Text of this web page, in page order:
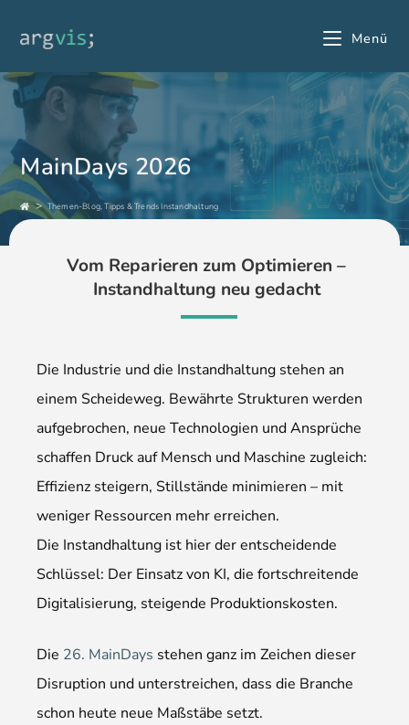
Menü
MainDays 2026
> Themen-Blog, Tipps & Trends Instandhaltung
Vom Reparieren zum Optimieren –
Instandhaltung neu gedacht
Die Industrie und die Instandhaltung stehen an
einem Scheideweg. Bewährte Strukturen werden
aufgebrochen, neue Technologien und Ansprüche
schaffen Druck auf Mensch und Maschine zugleich:
Effizienz steigern, Stillstände minimieren – mit
weniger Ressourcen mehr erreichen.
Die Instandhaltung ist hier der entscheidende
Schlüssel: Der Einsatz von KI, die fortschreitende
Digitalisierung, steigende Produktionskosten.
Die 26. MainDays stehen ganz im Zeichen dieser
Disruption und unterstreichen, dass die Branche
schon heute neue Maßstäbe setzt.